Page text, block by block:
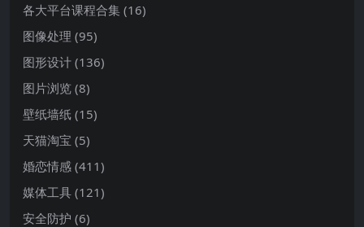
各大平台课程合集 (16)
图像处理 (95)
图形设计 (136)
图片浏览 (8)
壁纸墙纸 (15)
天猫淘宝 (5)
婚恋情感 (411)
媒体工具 (121)
安全防护 (6)